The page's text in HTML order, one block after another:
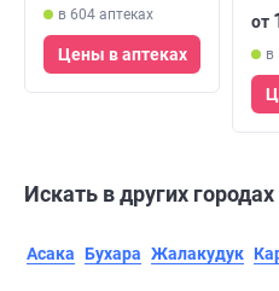
в 604 аптеках
Цены в аптеках
от
в
Искать в других городах
Асака Бухара Жалакудук